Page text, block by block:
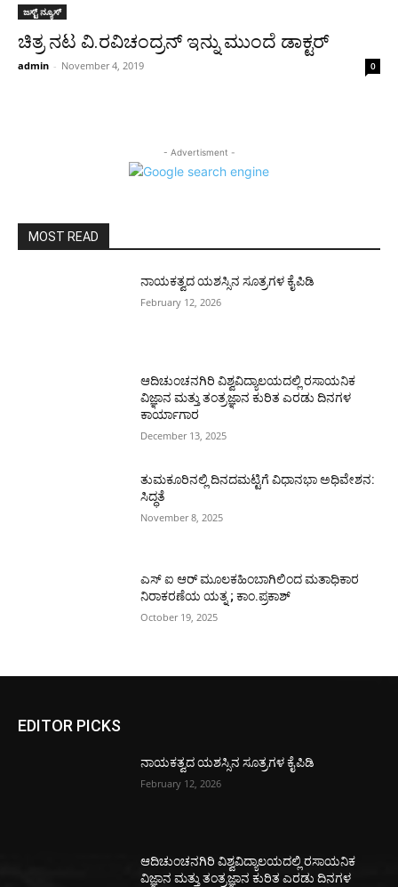
ಜಸ್ಟ್ ನ್ಯೂಸ್
ಚಿತ್ರ ನಟ ವಿ.ರವಿಚಂದ್ರನ್ ಇನ್ನು ಮುಂದೆ ಡಾಕ್ಟರ್
admin - November 4, 2019 0
- Advertisment -
MOST READ
ನಾಯಕತ್ವದ ಯಶಸ್ಸಿನ ಸೂತ್ರಗಳ ಕೈಪಿಡಿ
February 12, 2026
ಆದಿಚುಂಚನಗಿರಿ ವಿಶ್ವವಿದ್ಯಾಲಯದಲ್ಲಿ ರಸಾಯನಿಕ
ವಿಜ್ಞಾನ ಮತ್ತು ತಂತ್ರಜ್ಞಾನ ಕುರಿತ ಎರಡು ದಿನಗಳ
ಕಾರ್ಯಾಗಾರ
December 13, 2025
ತುಮಕೂರಿನಲ್ಲಿ ದಿನದಮಟ್ಟಿಗೆ ವಿಧಾನಭಾ ಅಧಿವೇಶನ:
ಸಿದ್ಧತೆ
November 8, 2025
ಎಸ್ ಐ ಆರ್ ಮೂಲಕಹಿಂಬಾಗಿಲಿಂದ ಮತಾಧಿಕಾರ
ನಿರಾಕರಣೆಯ ಯತ್ನ ; ಕಾಂ.ಪ್ರಕಾಶ್
October 19, 2025
EDITOR PICKS
ನಾಯಕತ್ವದ ಯಶಸ್ಸಿನ ಸೂತ್ರಗಳ ಕೈಪಿಡಿ
February 12, 2026
ಆದಿಚುಂಚನಗಿರಿ ವಿಶ್ವವಿದ್ಯಾಲಯದಲ್ಲಿ ರಸಾಯನಿಕ
ವಿಜ್ಞಾನ ಮತ್ತು ತಂತ್ರಜ್ಞಾನ ಕುರಿತ ಎರಡು ದಿನಗಳ